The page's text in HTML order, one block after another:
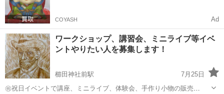
COYASH Ad
ワークショップ、講習会、ミニライブ等イベ
ントやりたい人を募集します！
櫛田神社前駅
7月25日
㊗️祝日イベントで講座、ミニライブ、体験会、手作り小物の販売